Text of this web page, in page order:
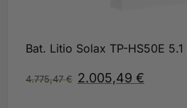
Bat. Litio Solax TP-HS50E
4.775,47€ 2.005,49 €